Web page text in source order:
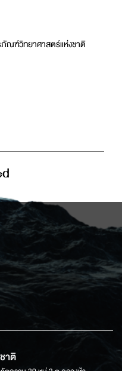
ณฑ์วิทยาศาสตร์แห่งชาติ
าติ